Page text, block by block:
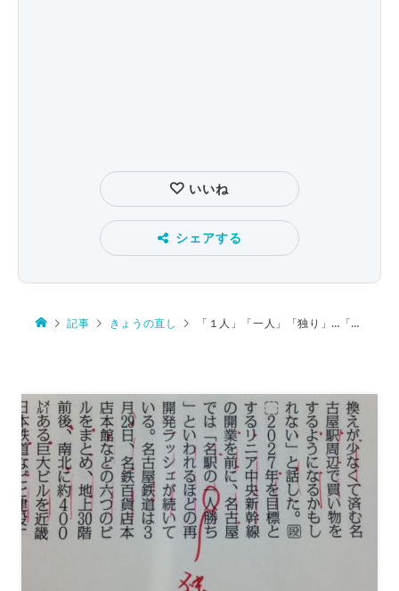
いいね
シェアする
記事 きょうの直し 「１人」「一人」「独り」…「ひとり」どう書く？